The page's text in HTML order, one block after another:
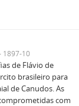
1897-10
de Flávio de
brasileiro para
de Canudos. As
com